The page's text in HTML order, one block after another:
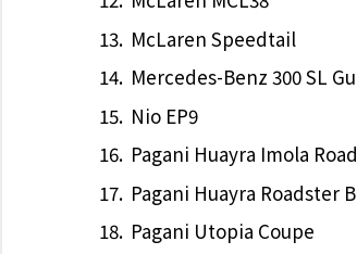
McLaren Speedtail
Mercedes-Benz 300 SL
Nio EP9
Pagani Huayra Imola
Pagani Huayra Roadster
Pagani Utopia Coupe